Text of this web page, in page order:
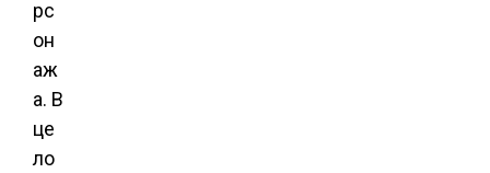
рс
он
аж
а. В
це
ло